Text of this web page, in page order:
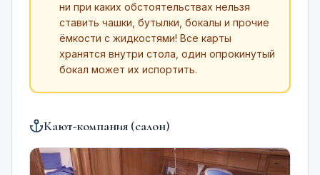
ни при каких обстоятельствах нельзя
ставить чашки, бутылки, бокалы и прочие
ёмкости с жидкостями! Все карты
хранятся внутри стола, один опрокинутый
бокал может их испортить.
Кают-компания (салон)